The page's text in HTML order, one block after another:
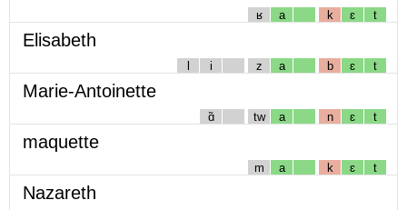
ʁ a k ɛ t
Elisabeth
l i z a b ɛ t
Marie-Antoinette
ɑ̃ tw a n ɛ t
maquette
m a k ɛ t
Nazareth